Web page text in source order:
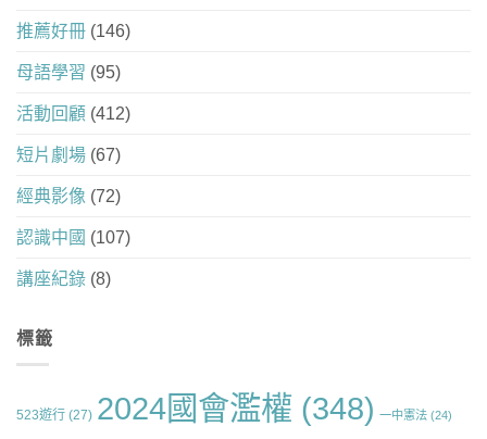
推薦好冊 (146)
母語學習 (95)
活動回顧 (412)
短片劇場 (67)
經典影像 (72)
認識中國 (107)
講座紀錄 (8)
標籤
523遊行 (27) 2024國會濫權 (348) 一中憲法 (24)